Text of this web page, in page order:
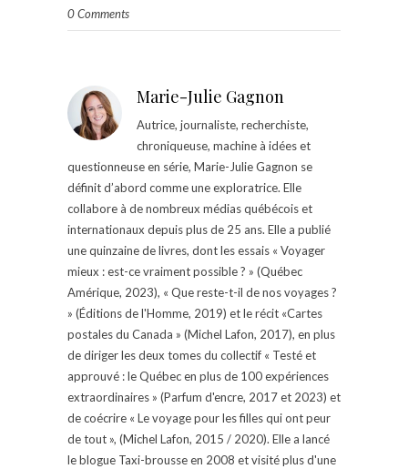
0 Comments
Marie-Julie Gagnon
Autrice, journaliste, recherchiste,
chroniqueuse, machine à idées et
questionneuse en série, Marie-Julie Gagnon se
définit d’abord comme une exploratrice. Elle
collabore à de nombreux médias québécois et
internationaux depuis plus de 25 ans. Elle a publié
une quinzaine de livres, dont les essais « Voyager
mieux : est-ce vraiment possible ? » (Québec
Amérique, 2023), « Que reste-t-il de nos voyages ?
» (Éditions de l'Homme, 2019) et le récit «Cartes
postales du Canada » (Michel Lafon, 2017), en plus
de diriger les deux tomes du collectif « Testé et
approuvé : le Québec en plus de 100 expériences
extraordinaires » (Parfum d'encre, 2017 et 2023) et
de coécrire « Le voyage pour les filles qui ont peur
de tout », (Michel Lafon, 2015 / 2020). Elle a lancé
le blogue Taxi-brousse en 2008 et visité plus d'une